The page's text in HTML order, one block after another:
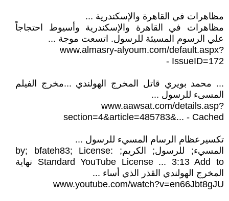
مظاهرات في القاهرة والإسكندرية ...
مظاهرات في القاهرة والإسكندرية وأسيوط احتجاجاً
علي الرسوم المسيئة للرسول. اتسعت موجة ...
www.almasry-alyoum.com/default.aspx?
IssueID=172 -
... محمد بويري قاتل المخرج الهولندي ...مخرج الفيلم
المسىء للرسول ...
www.aawsat.com/details.asp?
section=4&article=485783&... - Cached
‫تكسيرعظام الرسام المسيء للرسول ...‬
المسيء; للرسول; الكريم; by; bfateh83; License:
Standard YouTube License ... 3:13 Add to نهاية
المخرج الهولندي القذر الذي أساء ...
www.youtube.com/watch?v=en66Jbt8gJU